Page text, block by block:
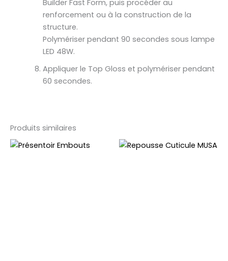
Builder Fast Form, puis procéder au
renforcement ou à la construction de la
structure.
Polymériser pendant 90 secondes sous lampe
LED 48W.
Appliquer le Top Gloss et polymériser pendant
60 secondes.
Produits similaires